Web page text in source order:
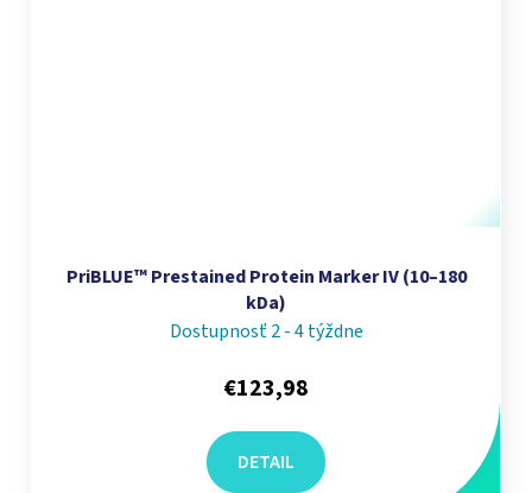
PriBLUE™ Prestained Protein Marker IV (10–180
kDa)
Dostupnosť 2 - 4 týždne
€123,98
DETAIL